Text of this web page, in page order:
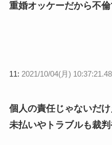
重婚オッケーだから不
11: 2021/10/04(月)
個人の責任じゃないだ
未払いやトラブルも裁